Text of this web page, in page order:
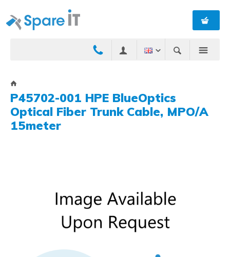
P45702-001 HPE BlueOptics
Optical Fiber Trunk Cable, MPO/A
15meter